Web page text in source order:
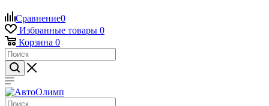
Сравнение0
Избранные товары 0
Корзина 0